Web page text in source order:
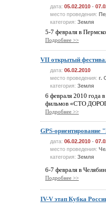
дата: 05.02.2010 -
место проведения:
категория: Земля
5-7 февраля в
Подробнее >>
VII открытый
дата: 06.02.2010
место проведения: г.
категория: Земля
6 февраля 2010 года
фильмов «СТО
Подробнее >>
GPS-ориентирование
дата: 06.02.2010 -
место проведения:
категория: Земля
6-7 февраля в
Подробнее >>
IV-V этап Кубка